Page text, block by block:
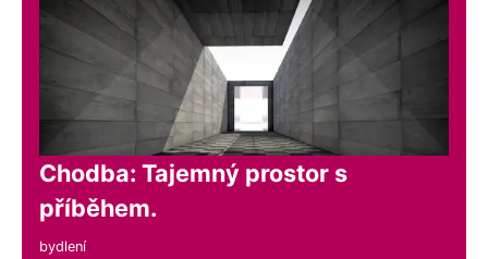
Chodba: Tajemný prostor s
příběhem.
bydlení